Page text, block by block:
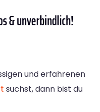
& unverbindlich!
und erfahrenen
suchst, dann bist du